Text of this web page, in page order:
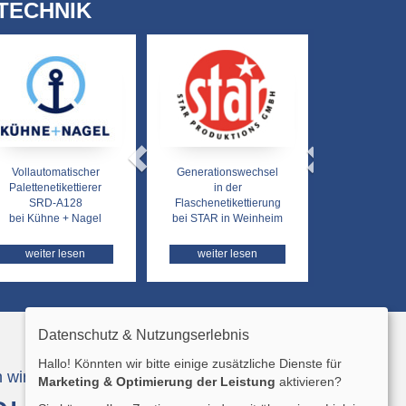
Vollautomatischer
Palettenetikettierer
SRD-A128
bei Kühne + Nagel
weiter lesen
Generationswechsel
in der
Flaschenetikettierung
bei STAR in Weinheim
weiter lesen
wir Ihnen unseren
Datenschutz & Nutzungserlebnis
Hallo! Könnten wir bitte einige zusätzliche Dienste für
Marketing & Optimierung der Leistung aktivieren?